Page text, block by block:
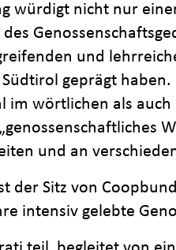
würdigt nicht nur
und
geprägt
im wörtlichen als
und an
der Sitz von
intensiv gelebte